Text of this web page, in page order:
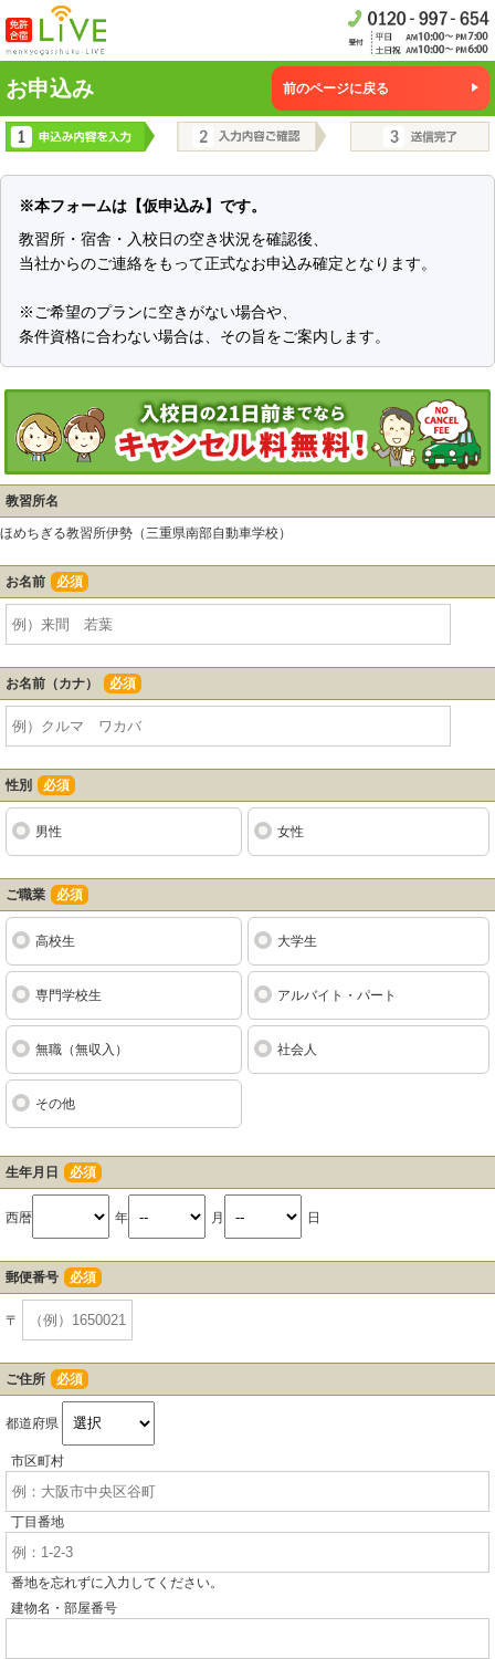
お申込み 前のページに戻る
※本フォームは【仮申込み】です。
教習所・宿舎・入校日の空き状況を確認後、
当社からのご連絡をもって正式なお申込み確定となります。
※ご希望のプランに空きがない場合や、
条件資格に合わない場合は、その旨をご案内します。
教習所名
ほめちぎる教習所伊勢（三重県南部自動車学校）
お名前 必須
お名前（カナ） 必須
性別 必須
男性 女性
ご職業 必須
高校生 大学生
専門学校生 アルバイト・パート
無職（無収入） 社会人
その他
生年月日 必須
西暦 年 月 日
郵便番号 必須
〒
ご住所 必須
都道府県
市区町村
丁目番地
番地を忘れずに入力してください。
建物名・部屋番号